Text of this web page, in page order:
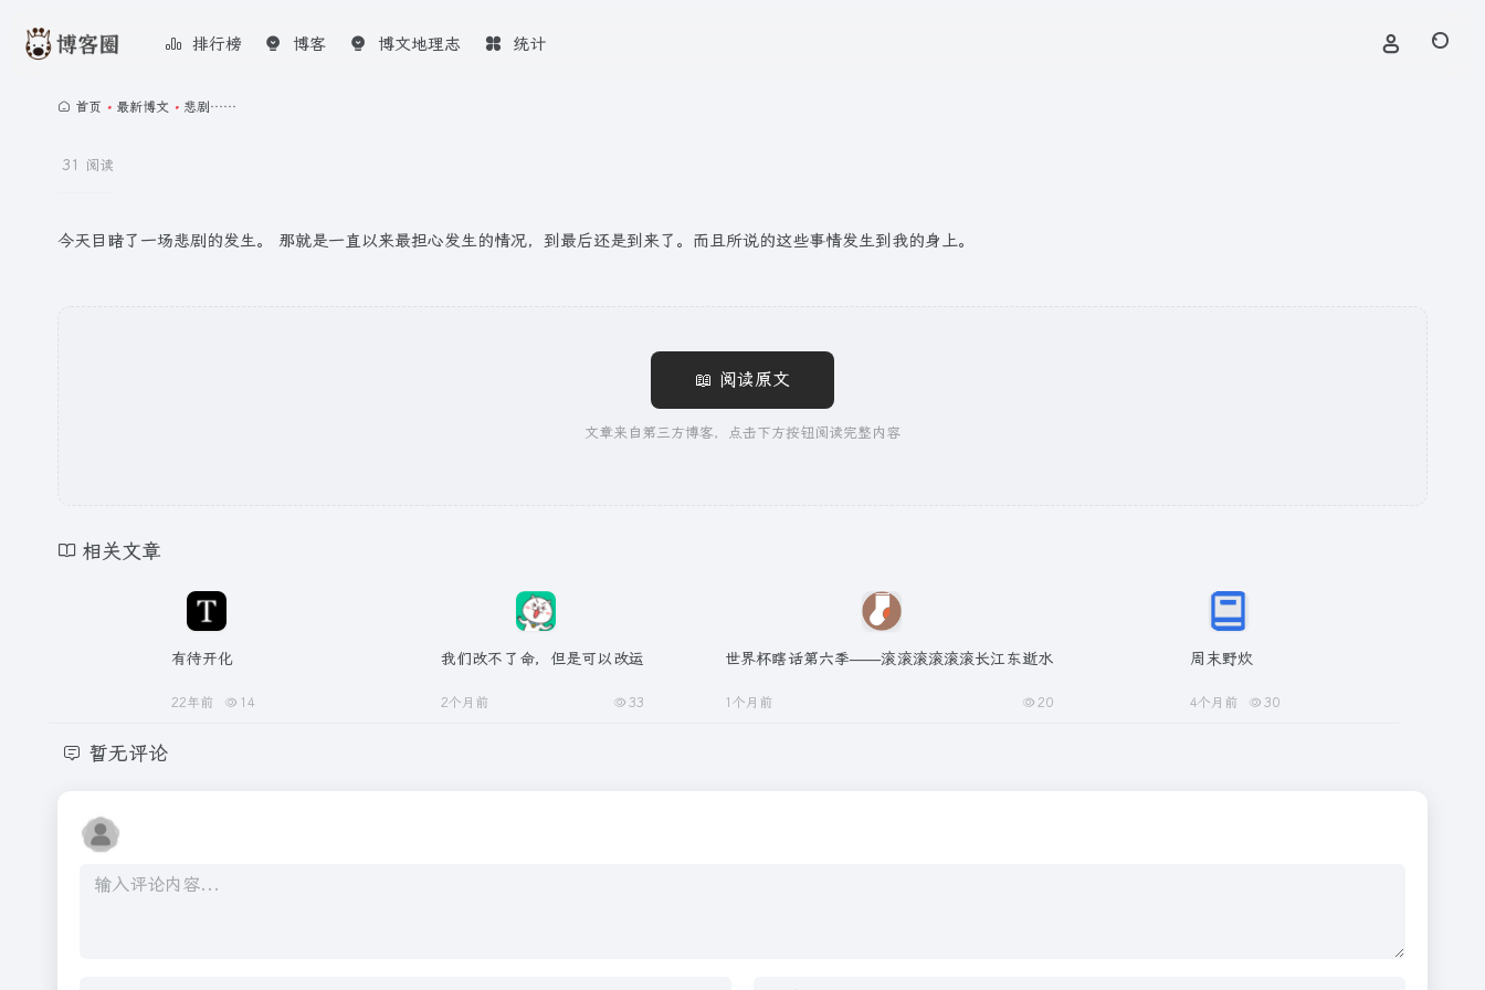
排行榜 博客 博文地理志 统计
首页 • 最新博文 • 悲剧……
31 阅读
今天目睹了一场悲剧的发生。 那就是一直以来最担心发生的情况，到最后还是到来了。而且所说的这些事情发生到我的身上。
📖 阅读原文
文章来自第三方博客，点击下方按钮阅读完整内容
相关文章
有待开化
22年前 14
我们改不了命，但是可以改运
2个月前 33
世界杯瞎话第六季——滚滚滚滚滚滚长江东逝水
1个月前 20
周末野炊
4个月前 30
暂无评论